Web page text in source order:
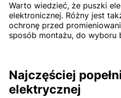
Warto wiedzieć, że puszki
elektronicznej. Różny jest
ochronę przed
sposób montażu, do wyboru
Najczęściej
elektrycznej